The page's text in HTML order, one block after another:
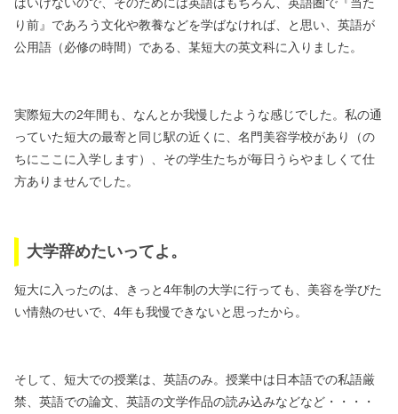
ばいけないので、 そのためには英語はもちろん、 英語圏で『当た
り前』であろう文化や教養などを学ばなければ、と思い、 英語が
公用語（必修の時間）である、某短大の英文科に入りました。
実際短大の2年間も、なんとか我慢したような感じでした。 私の通
っていた短大の最寄と同じ駅の近くに、 名門美容学校があり（の
ちにここに入学します）、 その学生たちが毎日うらやましくて仕
方ありませんでした。
大学辞めたいってよ。
短大に入ったのは、きっと4年制の大学に行っても、 美容を学びた
い情熱のせいで、4年も我慢できないと思ったから。
そして、短大での授業は、英語のみ。 授業中は日本語での私語厳
禁、 英語での論文、英語の文学作品の読み込みなどなど・・・・